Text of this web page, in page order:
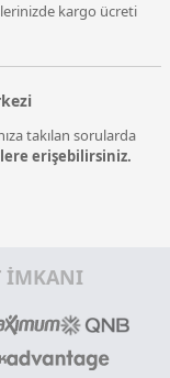
kargo ücreti
takılan sorularda
erişebilirsiniz.
İMKANI